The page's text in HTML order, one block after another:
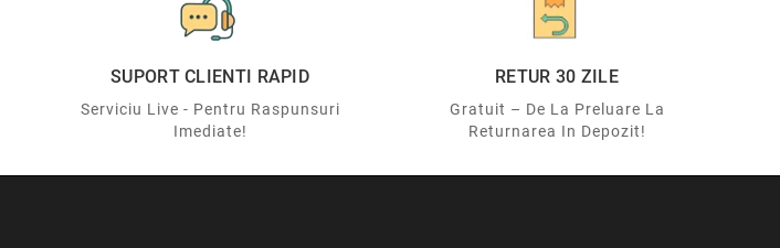
SUPORT CLIENTI RAPID
Serviciu Live - Pentru Raspunsuri
Imediate!
RETUR 30 ZILE
Gratuit – De La Preluare La
Returnarea In Depozit!